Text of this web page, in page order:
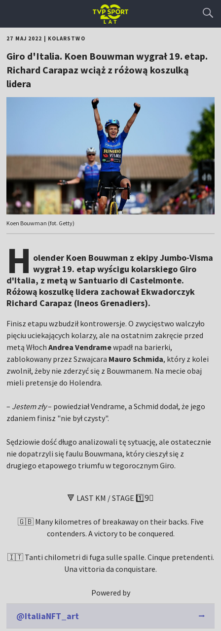
27 MAJ 2022 KOLARSTWO
Giro d'Italia. Koen Bouwman wygrał 19. etap.
Richard Carapaz wciąż z różową koszulką
lidera
Koen Bouwman (fot. Getty)
H olender Koen Bouwman z ekipy Jumbo-Visma
wygrał 19. etap wyścigu kolarskiego Giro
d'Italia, z metą w Santuario di Castelmonte.
Różową koszulkę lidera zachował Ekwadorczyk
Richard Carapaz (Ineos Grenadiers).
Finisz etapu wzbudził kontrowersje. O zwycięstwo walczyło
pięciu uciekających kolarzy, ale na ostatnim zakręcie przed
metą WłochAndrea Vendramewpadł na barierki,
zablokowany przez Szwajcara Mauro Schmida, który z kolei
zwolnił, żeby nie zderzyć się z Bouwmanem. Na mecie obaj
mieli pretensje do Holendra.
– Jestem zły– powiedział Vendrame, a Schmid dodał, że jego
zdaniem finisz "nie był czysty".
Sędziowie dość długo analizowali tę sytuację, ale ostatecznie
nie dopatrzyli się faulu Bouwmana, który cieszył się z
drugiego etapowego triumfu w tegorocznym Giro.
🔻 LAST KM / STAGE 1️⃣9⃣
🇬🇧 Many kilometres of breakaway on their backs. Five
contenders. A victory to be conquered.
🇮🇹 Tanti chilometri di fuga sulle spalle. Cinque pretendenti.
Una vittoria da conquistare.
Powered by
@ItaliaNFT_art